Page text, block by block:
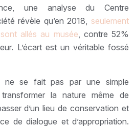
une analyse du Centre
révèle qu’en 2018, seulement
allés au musée, contre 52%
L’écart est un véritable fossé
ne se fait pas par une simple
la nature même de
d’un lieu de conservation et
de dialogue et d’appropriation.